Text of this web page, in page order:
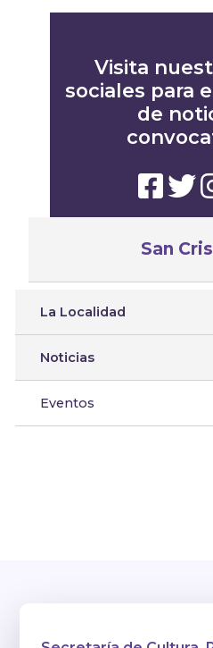
San
La Localidad
Noticias
Eventos
Visita
sociales para
de